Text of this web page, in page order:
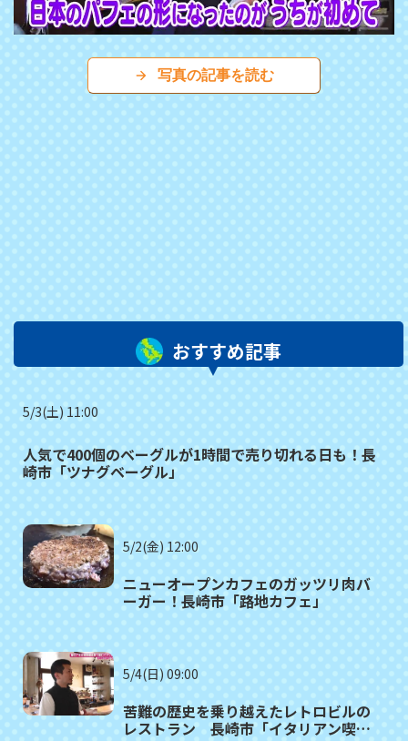
写真の記事を読む
おすすめ記事
5/3(土) 11:00
人気で400個のベーグルが1時間で売り切れる日も！長
崎市「ツナグベーグル」
5/2(金) 12:00
ニューオープンカフェのガッツリ肉バ
ーガー！長崎市「路地カフェ」
5/4(日) 09:00
苦難の歴史を乗り越えたレトロビルの
レストラン 長崎市「イタリアン喫